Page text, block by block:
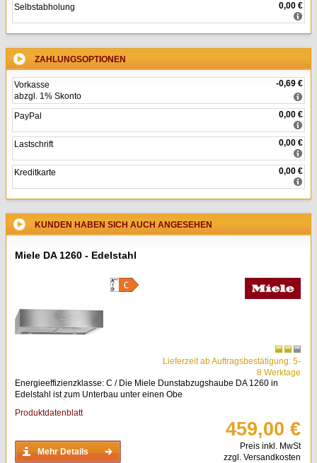
0,00 €
Selbstabholung
ZAHLUNGSOPTIONEN
Vorkasse
-0,69 €
abzgl. 1% Skonto
PayPal
0,00 €
Lastschrift 0,00 €
Kreditkarte 0,00 €
KUNDEN HABEN SICH AUCH ANGESEHEN
Miele DA 1260 - Edelstahl
Lieferzeit ab Auftragsbestätigung: 5-
8 Werktage
Energieeffizienzklasse: C / Die Miele Dunstabzugshaube DA 1260 in
Edelstahl ist zum Unterbau unter einen Obe
Produktdatenblatt
Mehr Details
459,00 €
Preis inkl. MwSt
zzgl. Versandkosten